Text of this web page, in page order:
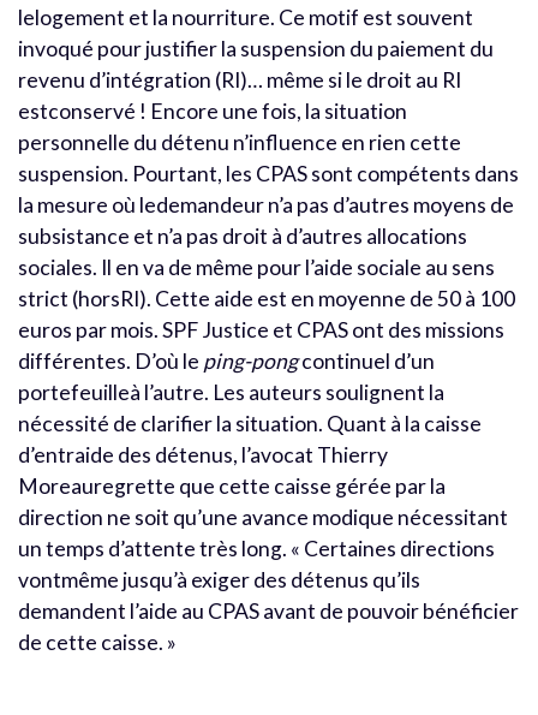
lelogement et la nourriture. Ce motif est souvent
invoqué pour justifier la suspension du paiement du
revenu d’intégration (RI)… même si le droit au RI
estconservé ! Encore une fois, la situation
personnelle du détenu n’influence en rien cette
suspension. Pourtant, les CPAS sont compétents dans
la mesure où ledemandeur n’a pas d’autres moyens de
subsistance et n’a pas droit à d’autres allocations
sociales. Il en va de même pour l’aide sociale au sens
strict (horsRI). Cette aide est en moyenne de 50 à 100
euros par mois. SPF Justice et CPAS ont des missions
différentes. D’où le ping-pongcontinuel d’un
portefeuilleà l’autre. Les auteurs soulignent la
nécessité de clarifier la situation. Quant à la caisse
d’entraide des détenus, l’avocat Thierry
Moreauregrette que cette caisse gérée par la
direction ne soit qu’une avance modique nécessitant
un temps d’attente très long. « Certaines directions
vontmême jusqu’à exiger des détenus qu’ils
demandent l’aide au CPAS avant de pouvoir bénéficier
de cette caisse. »